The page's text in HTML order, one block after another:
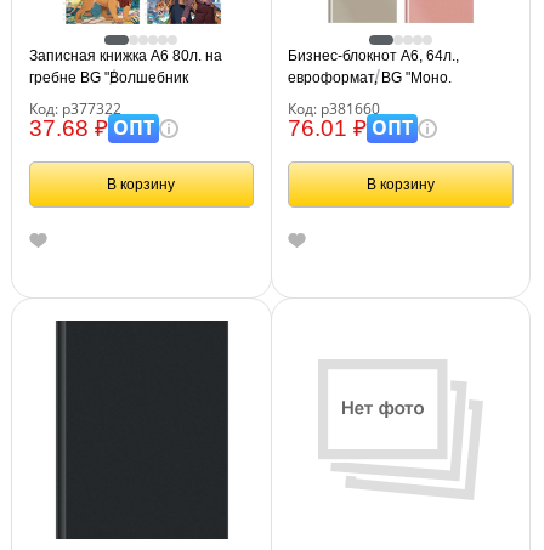
Записная книжка А6 80л. на
гребне BG "Волшебник
Код: р377322
37.68 ₽ОПТ
В корзину
Бизнес-блокнот А6, 64л.,
евроформат, BG "Моно.
ламинация
Код: р381660
76.01 ₽ОПТ
В корзину